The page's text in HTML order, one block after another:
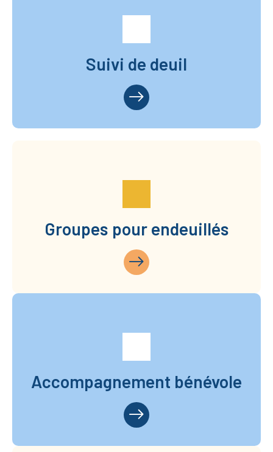
Suivi de deuil
Groupes pour endeuillés
Accompagnement bénévole